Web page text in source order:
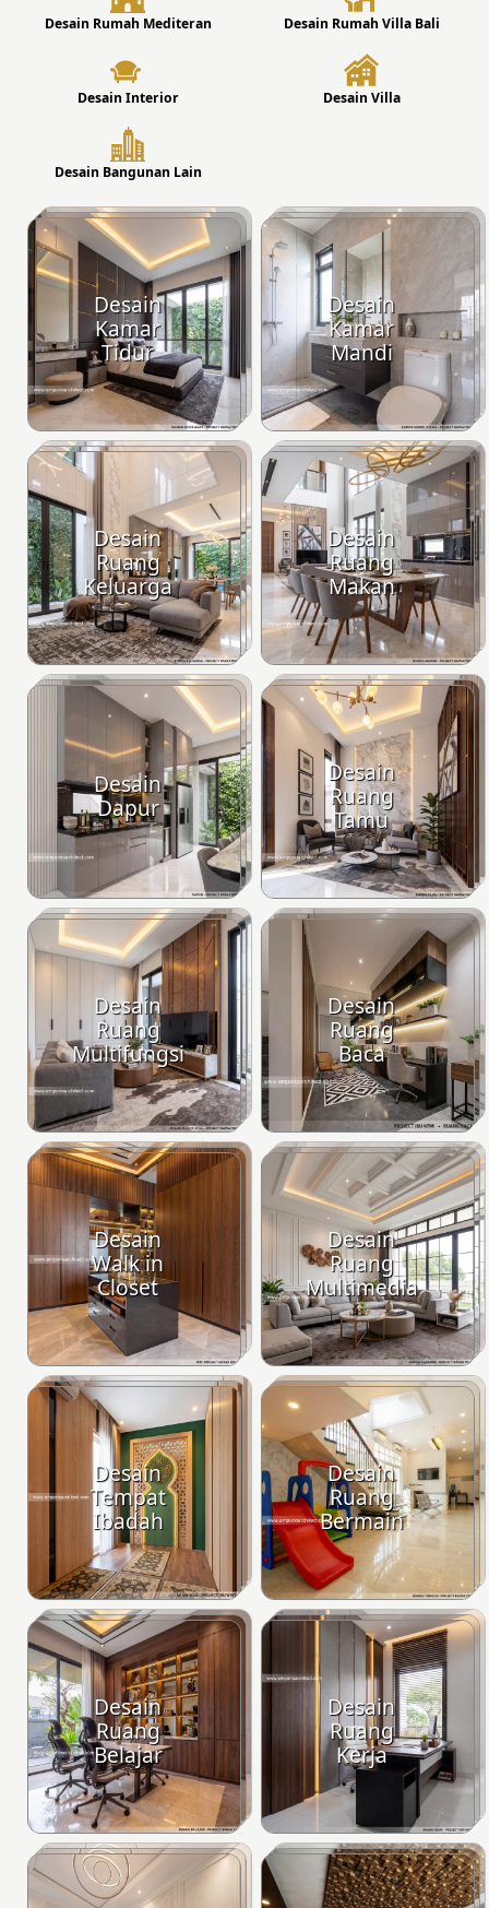
Desain Rumah Mediteran Desain Rumah Villa Bali
Desain Interior Desain Villa
Desain Bangunan Lain
Desain
Kamar
Tidur
Desain
Kamar
Mandi
Desain
Ruang
Keluarga
Desain
Ruang
Makan
Desain
Dapur
Desain
Ruang
Tamu
Desain
Ruang
Multifungsi
Desain
Ruang
Baca
Desain
Walk in
Closet
Desain
Ruang
Multimedia
Desain
Tempat
Ibadah
Desain
Ruang
Bermain
Desain
Ruang
Belajar
Desain
Ruang
Kerja